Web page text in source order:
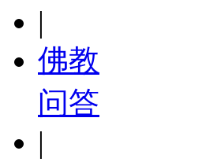
|
佛教
问答
|